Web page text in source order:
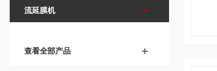
流延膜机
查看全部产品